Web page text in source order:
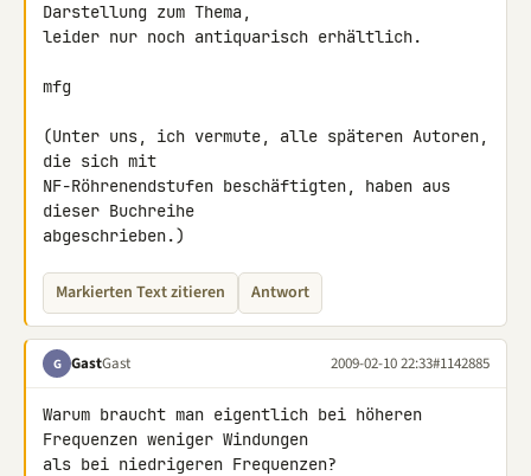
Darstellung zum Thema,
leider nur noch antiquarisch erhältlich.
mfg
(Unter uns, ich vermute, alle späteren Autoren,
die sich mit
NF-Röhrenendstufen beschäftigten, haben aus
dieser Buchreihe
abgeschrieben.)
Markierten Text zitieren Antwort
G GastGast 2009-02-10 22:33#1142885
Warum braucht man eigentlich bei höheren
Frequenzen weniger Windungen
als bei niedrigeren Frequenzen?